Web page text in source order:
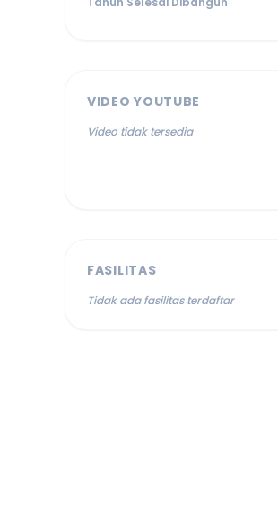
VIDEO YOUTUBE
Video tidak tersedia
FASILITAS
Tidak ada fasilitas terdaftar